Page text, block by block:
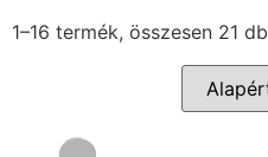
1–16 termék, összesen 21 db